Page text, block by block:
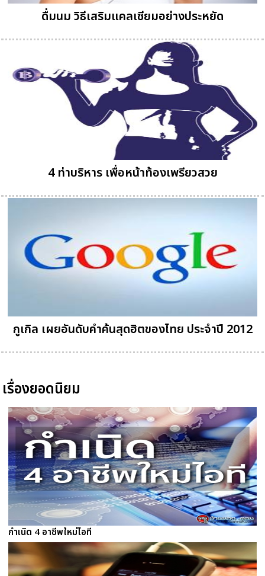
ดื่มนม วิธีเสริมแคลเซียมอย่างประหยัด
4 ท่าบริหาร เพื่อหน้าท้องเพรียวสวย
กูเกิล เผยอันดับคำค้นสุดฮิตของไทย ประจำปี 2012
เรื่องยอดนิยม
กำเนิด 4 อาชีพใหม่ไอที